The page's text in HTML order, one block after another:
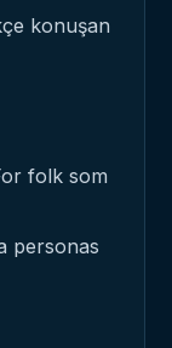
konuşan
folk som
personas